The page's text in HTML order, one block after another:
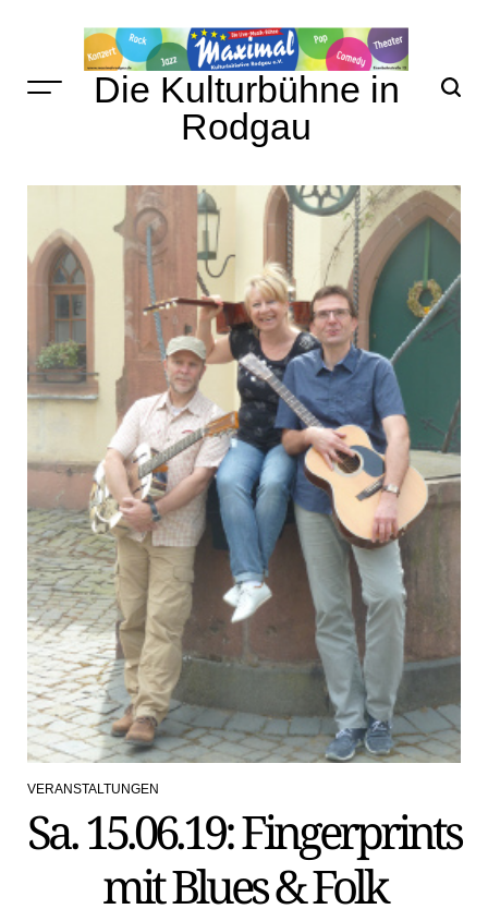
to
content
Die Kulturbühne in
Rodgau
POSTED
IN
VERANSTALTUNGEN
Sa. 15.06.19: Fingerprints
mit Blues & Folk